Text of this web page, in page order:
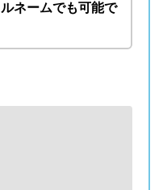
ネームでも可能で